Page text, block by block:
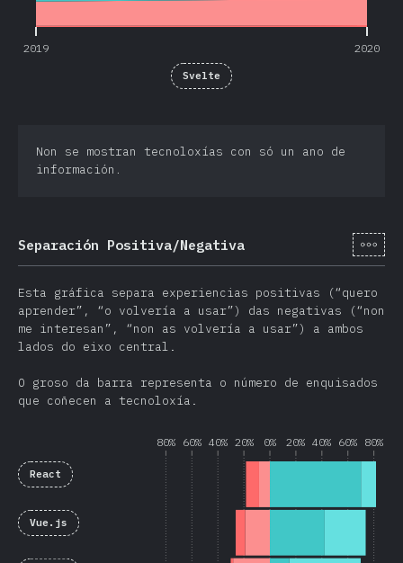
2019 2020
Svelte
Non se mostran tecnoloxías con só un ano de
información.
Separación Positiva/Negativa [gl-
Esta gráfica separa experiencias positivas (“quero
aprender”, “o volvería a usar”) das negativas (“non
me interesan”, “non as volvería a usar”) a ambos
lados do eixo central.
O groso da barra representa o número de enquisados
que coñecen a tecnoloxía.
80% 60% 40% 20% 0% 20% 40% 60% 80%
React
Vue.js